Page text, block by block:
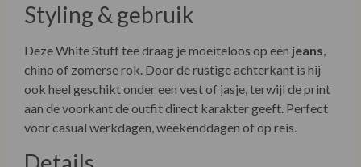
Styling & gebruik
Deze White Stuff tee draag je moeiteloos op een jeans,
chino of zomerse rok. Door de rustige achterkant is hij
ook heel geschikt onder een vest of jasje, terwijl de print
aan de voorkant de outfit direct karakter geeft. Perfect
voor casual werkdagen, weekenddagen of op reis.